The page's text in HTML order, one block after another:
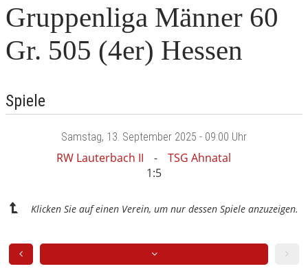
Gruppenliga Männer 60
Gr. 505 (4er) Hessen
Spiele
Samstag, 13. September 2025 - 09:00 Uhr
RW Lauterbach II
TSG Ahnatal
1:5
Klicken Sie auf einen Verein, um nur dessen Spiele anzuzeigen.